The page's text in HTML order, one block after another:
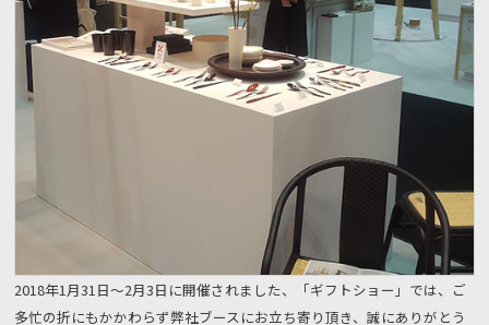
2018年1月31日〜2月3日に開催されました、「ギフトショー」では、ご
多忙の折にもかかわらず弊社ブースにお立ち寄り頂き、誠にありがとう